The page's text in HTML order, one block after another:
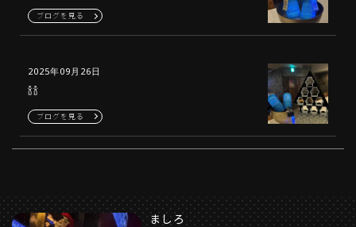
ブログを見る
2025年09月26日
🍾🍾
ブログを見る
ましろ